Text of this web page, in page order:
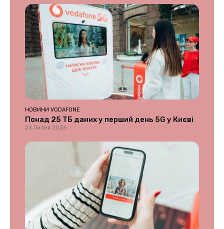
НОВИНИ VODAFONE
Понад 25 ТБ даних у перший день 5G у Києві
23 Липня 2026